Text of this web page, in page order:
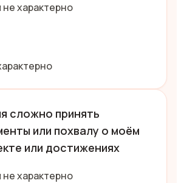
характерно
сложно принять
или похвалу о моём
или достижениях
характерно